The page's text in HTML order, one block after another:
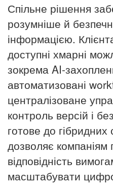
Спільне рішення
розумніше й
інформацією.
доступні хмарні
зокрема AI-
автоматизовані
централізоване
контроль версій і
готове до
дозволяє компаніям
відповідність
масштабувати